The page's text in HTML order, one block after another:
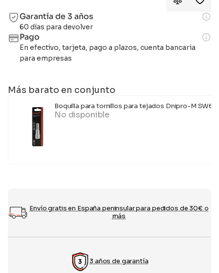
Garantía de 3 años
60 días para devolver
Pago
En efectivo, tarjeta, pago a plazos, cuenta bancaria
para empresas
Más barato en conjunto
Boquilla para tornillos para tejados Dnipro-M SW6
No disponible
Envío gratis en España peninsular para pedidos de 30€ o
más
3 años de garantía